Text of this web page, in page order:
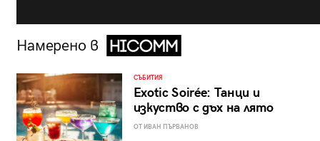
Намерено в
СЪБИТИЯ
Exotic Soirée: Танци и
изкуство с дъх на лято
ОТ ИВАН ПЪРВАНОВ